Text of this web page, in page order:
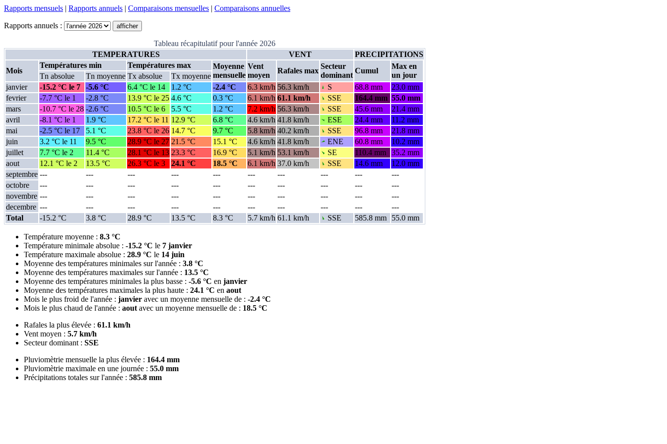
Rapports mensuels | Rapports annuels | Comparaisons mensuelles | Comparaisons annuelles
Rapports annuels :
Tableau récapitulatif pour l'année 2026
TEMPERATURES
VENT
PRECIPITATIONS
Mois
Températures min Températures max
Moyenne
mensuelle
Vent
moyen
Rafales max
Secteur
dominant
Cumul
Max en
un jour
Tn absolue Tn moyenne Tx absolue
Tx moyenne
janvier
-15.2 °C le 7 -5.6 °C 6.4 °C le 14 1.2 °C -2.4 °C 6.3 km/h 56.3 km/h S 68.8 mm
23.0 mm
fevrier
-7.7 °C le 1 -2.8 °C 13.9 °C le 25 4.6 °C 0.3 °C 6.1 km/h 61.1 km/h SSE 164.4 mm 55.0 mm
mars
-10.7 °C le 28 -2.6 °C 10.5 °C le 6 5.5 °C 1.2 °C 7.2 km/h 56.3 km/h SSE 45.6 mm
21.4 mm
avril
-8.1 °C le 1 1.9 °C 17.2 °C le 11 12.9 °C 6.8 °C 4.6 km/h 41.8 km/h ESE 24.4 mm
11.2 mm
mai
-2.5 °C le 17 5.1 °C 23.8 °C le 26 14.7 °C 9.7 °C 5.8 km/h 40.2 km/h SSE 96.8 mm
21.8 mm
juin
3.2 °C le 11 9.5 °C 28.9 °C le 27 21.5 °C 15.1 °C 4.6 km/h 41.8 km/h ENE 60.8 mm
10.2 mm
juillet
7.7 °C le 2 11.4 °C 28.1 °C le 13 23.3 °C 16.9 °C 5.1 km/h 53.1 km/h SE 110.4 mm
35.2 mm
aout
12.1 °C le 2 13.5 °C 26.3 °C le 3 24.1 °C 18.5 °C 6.1 km/h 37.0 km/h SSE 14.6 mm
12.0 mm
septembre --- --- --- --- --- --- --- --- ---
---
octobre
--- --- --- --- --- --- --- --- ---
---
novembre --- --- --- --- --- --- --- --- ---
---
decembre --- --- --- --- --- --- --- --- ---
---
Total
-15.2 °C 3.8 °C 28.9 °C 13.5 °C 8.3 °C 5.7 km/h 61.1 km/h SSE 585.8 mm 55.0 mm
Température moyenne : 8.3 °C
Température minimale absolue : -15.2 °C le 7 janvier
Température maximale absolue : 28.9 °C le 14 juin
Moyenne des températures minimales sur l'année : 3.8 °C
Moyenne des températures maximales sur l'année : 13.5 °C
Moyenne des températures minimales la plus basse : -5.6 °C en janvier
Moyenne des températures maximales la plus haute : 24.1 °C en aout
Mois le plus froid de l'année : janvier avec un moyenne mensuelle de : -2.4 °C
Mois le plus chaud de l'année : aout avec un moyenne mensuelle de : 18.5 °C
Rafales la plus élevée : 61.1 km/h
Vent moyen : 5.7 km/h
Secteur dominant : SSE
Pluviomètrie mensuelle la plus élevée : 164.4 mm
Pluviomètrie maximale en une journée : 55.0 mm
Précipitations totales sur l'année : 585.8 mm